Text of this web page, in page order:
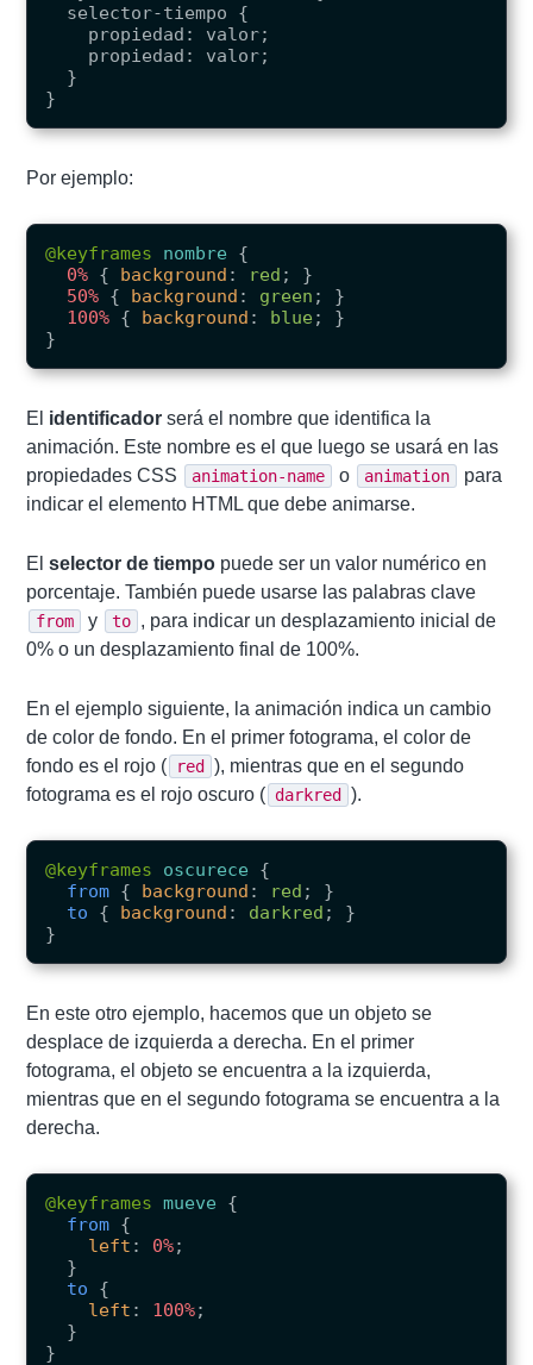
Por ejemplo:
@keyframes nombre
{
0% { background : red ;
}
50% { background : green ;
}
100% { background : blue ;
}
}
El identificador será el nombre que identifica la
animación. Este nombre es el que luego se usará en las
propiedades CSS
animation-name o animation
para
indicar el elemento HTML que debe animarse.
Elselector de tiempo puede ser un valor numérico en
porcentaje. También puede usarse las palabras clave
from y to , para indicar un desplazamiento inicial de
0% o un desplazamiento final de 100%.
En el ejemplo siguiente, la animación indica un cambio
de color de fondo. En el primer fotograma, el color de
fondo es el rojo (
red
), mientras que en el segundo
fotograma es el rojo oscuro ( darkred ).
@keyframes oscurece
{
from { background : red ;
}
to
{ background : darkred ;
}
}
En este otro ejemplo, hacemos que un objeto se
desplace de izquierda a derecha. En el primer
fotograma, el objeto se encuentra a la izquierda,
mientras que en el segundo fotograma se encuentra a la
derecha.
@keyframes mueve
{
from {
left : 0%;
}
to
{
left : 100%;
}
}